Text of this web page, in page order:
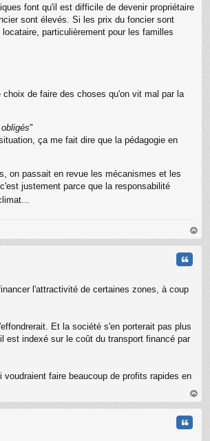
Cfont qu'il est difficile de devenir propriétaire
sont élevés. Si les prix du foncier sont
particulièrement pour les familles
de faire des choses qu'on vit mal par la
"
ça me fait dire que la pédagogie en
on passait en revue les mécanismes et les
justement parce que la responsabilité
au
l'attractivité de certaines zones, à coup
Et la société s'en porterait pas plus
est indexé sur le coût du transport financé par
faire beaucoup de profits rapides en
au